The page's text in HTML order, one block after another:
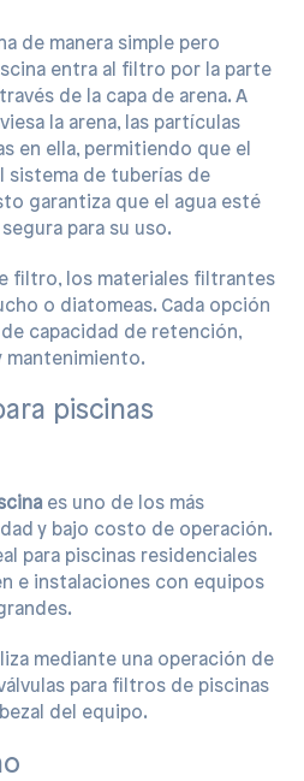
de manera simple pero
entra al filtro por la parte
de la capa de arena. A
la arena, las partículas
en ella, permitiendo que el
sistema de tuberías de
garantiza que el agua esté
para su uso.
filtro, los materiales filtrantes
o diatomeas. Cada opción
capacidad de retención,
piscinas
es uno de los más
y bajo costo de operación.
para piscinas residenciales
e instalaciones con equipos
mediante una operación de
para filtros de piscinas
del equipo.